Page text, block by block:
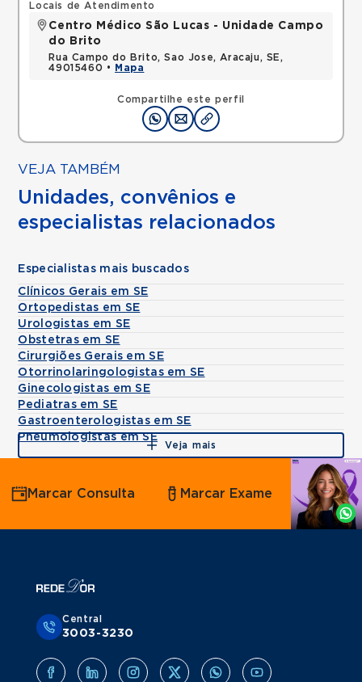
Compartilhe este perfil
Locais de Atendimento
Centro Médico São Lucas - Unidade Campo
do Brito
Rua Campo do Brito, Sao Jose, Aracaju, SE,
49015460 •
Mapa
VEJA TAMBÉM
Unidades, convênios e
especialistas relacionados
Especialistas mais buscados
Clínicos Gerais em SE
Ortopedistas em SE
Urologistas em SE
Obstetras em SE
Cirurgiões Gerais em SE
Otorrinolaringologistas em SE
Ginecologistas em SE
Pediatras em SE
Gastroenterologistas em SE
Pneumologistas em SE
Veja mais
Agende
por
Whatsapp
Marcar Consulta Marcar Exame
Central
3003-3230